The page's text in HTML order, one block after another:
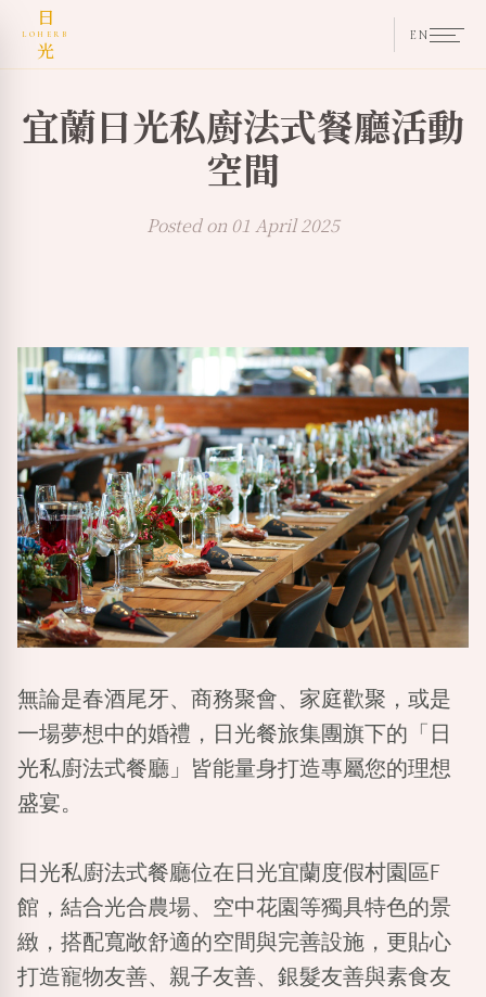
宜蘭日光私廚法式餐廳活動
空間
Posted on 01 April 2025
無論是春酒尾牙、商務聚會、家庭歡聚，或是
一場夢想中的婚禮，日光餐旅集團旗下的「日
光私廚法式餐廳」皆能量身打造專屬您的理想
盛宴。
日光私廚法式餐廳位在日光宜蘭度假村園區F
館，結合光合農場、 空中花園等獨具特色的景
緻，搭配寬敞舒適的空間與完善設施，更貼心
打造寵物友善、親子友善、銀髮友善與素食友
日
LOHERB
光
EN